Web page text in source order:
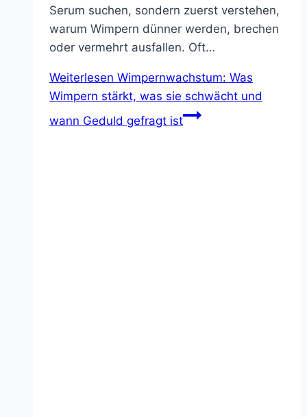
Serum suchen, sondern zuerst verstehen,
warum Wimpern dünner werden, brechen
oder vermehrt ausfallen. Oft…
Weiterlesen Wimpernwachstum: Was
Wimpern stärkt, was sie schwächt und
wann Geduld gefragt ist